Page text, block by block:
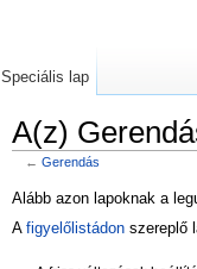
A(z)
← Gerendás
Alább azon lapoknak a
A figyelőlistádon szereplő
Speciális lap